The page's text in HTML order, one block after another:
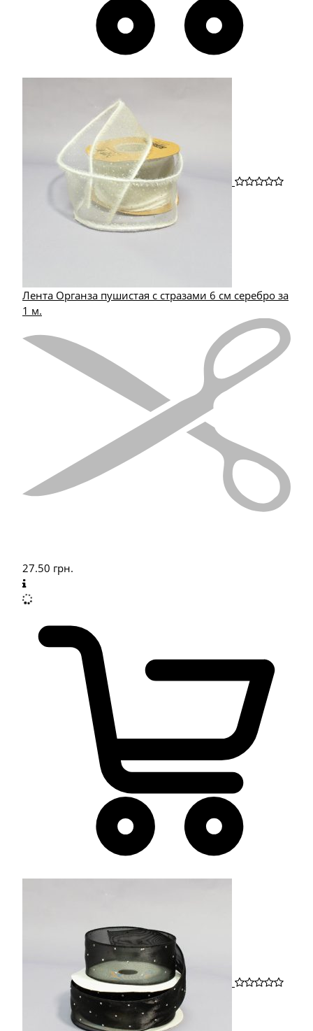
Лента Органза пушистая с стразами 6 см серебро за
1 м.
27.50 грн.